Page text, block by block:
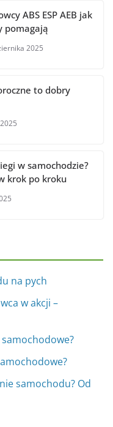
ABS ESP AEB jak
pomagają
2025
to dobry
w samochodzie?
krok po kroku
na pych
w akcji –
samochodu? Od